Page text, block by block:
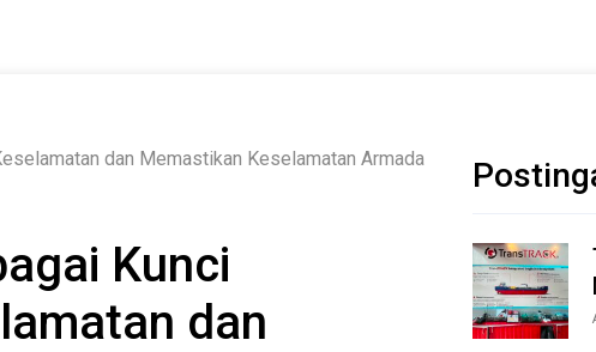
dan Memastikan Keselamatan Armada
Kunci
dan